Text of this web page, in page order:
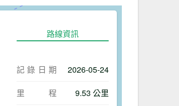
路線資訊
記錄日期 2026-05-24
里程 9.53 公里